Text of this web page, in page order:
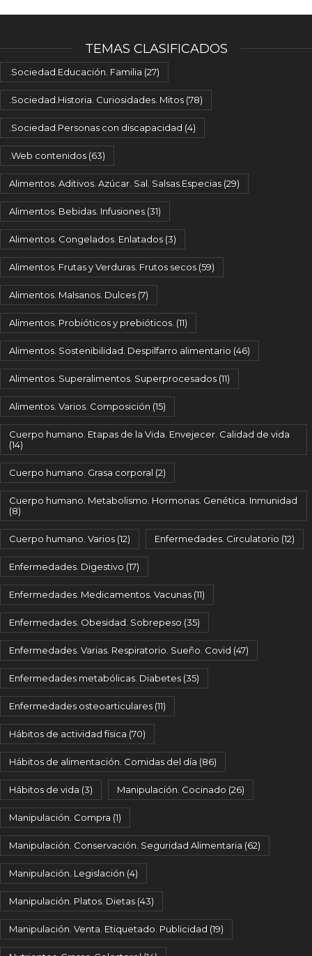
TEMAS CLASIFICADOS
.Sociedad.Educación. Familia (27)
.Sociedad.Historia. Curiosidades. Mitos (78)
.Sociedad.Personas con discapacidad (4)
.Web contenidos (63)
Alimentos. Aditivos. Azúcar. Sal. Salsas.Especias (29)
Alimentos. Bebidas. Infusiones (31)
Alimentos. Congelados. Enlatados (3)
Alimentos. Frutas y Verduras. Frutos secos (59)
Alimentos. Malsanos. Dulces (7)
Alimentos. Probióticos y prebióticos. (11)
Alimentos. Sostenibilidad. Despilfarro alimentario (46)
Alimentos. Superalimentos. Superprocesados (11)
Alimentos. Varios. Composición (15)
Cuerpo humano. Etapas de la Vida. Envejecer. Calidad de vida
(14)
Cuerpo humano. Grasa corporal (2)
Cuerpo humano. Metabolismo. Hormonas. Genética. Inmunidad
(8)
Cuerpo humano. Varios (12) Enfermedades. Circulatorio (12)
Enfermedades. Digestivo (17)
Enfermedades. Medicamentos. Vacunas (11)
Enfermedades. Obesidad. Sobrepeso (35)
Enfermedades. Varias. Respiratorio. Sueño. Covid (47)
Enfermedades metabólicas. Diabetes (35)
Enfermedades osteoarticulares (11)
Hábitos de actividad física (70)
Hábitos de alimentación. Comidas del día (86)
Hábitos de vida (3) Manipulación. Cocinado (26)
Manipulación. Compra (1)
Manipulación. Conservación. Seguridad Alimentaria (62)
Manipulación. Legislación (4)
Manipulación. Platos. Dietas (43)
Manipulación. Venta. Etiquetado. Publicidad (19)